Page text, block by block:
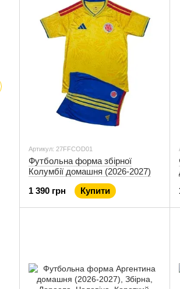
Артикул: 27FFCOD01
Футбольна форма збірної
Колумбії домашня (2026-2027)
1 390 грн
Купити